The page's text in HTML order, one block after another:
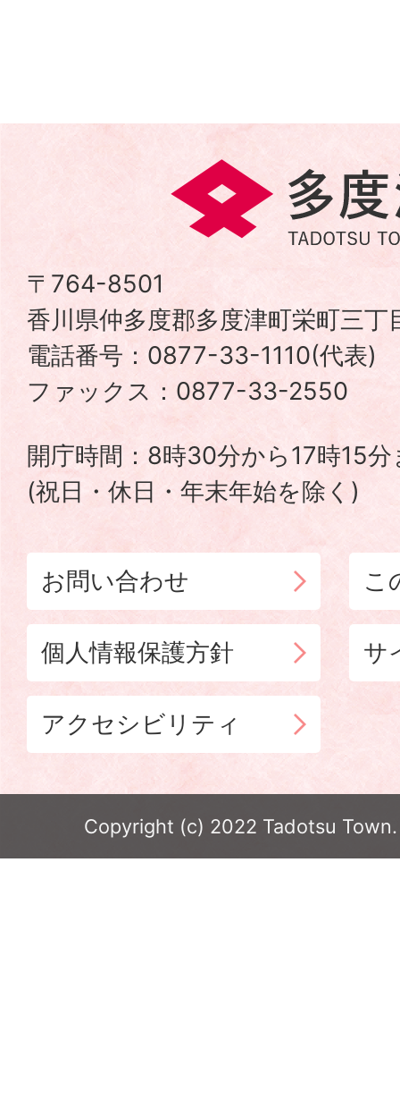
多
度
町
TADOTSU
TOWN
〒764-8501
香川県仲多度郡多度津町栄町三
電話番号：0877-33-1110(代表)
ファックス：0877-33-2550
開庁時間：8時30分から17時15分
(祝日・休日・年末年始を除く)
お問い合わせ こ
個人情報保護方針 サ
アクセシビリティ
Copyright (c) 2022 Tadotsu